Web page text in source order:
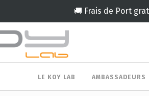
🚚 Frais de Port
LE KOY LAB AMBASSADEURS